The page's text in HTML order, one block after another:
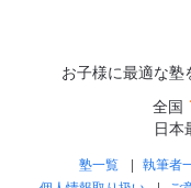
お子様に最適な塾
全国
日本
塾一覧 執筆者